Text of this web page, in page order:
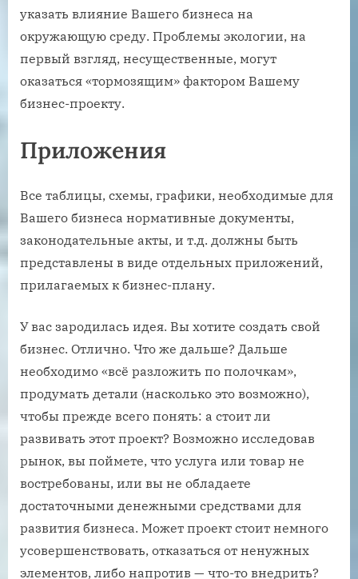
указать влияние Вашего бизнеса на
окружающую среду. Проблемы экологии, на
первый взгляд, несущественные, могут
оказаться «тормозящим» фактором Вашему
бизнес-проекту.
Приложения
Все таблицы, схемы, графики, необходимые для
Вашего бизнеса нормативные документы,
законодательные акты, и т.д. должны быть
представлены в виде отдельных приложений,
прилагаемых к бизнес-плану.
У вас зародилась идея. Вы хотите создать свой
бизнес. Отлично. Что же дальше? Дальше
необходимо «всё разложить по полочкам»,
продумать детали (насколько это возможно),
чтобы прежде всего понять: а стоит ли
развивать этот проект? Возможно исследовав
рынок, вы поймете, что услуга или товар не
востребованы, или вы не обладаете
достаточными денежными средствами для
развития бизнеса. Может проект стоит немного
усовершенствовать, отказаться от ненужных
элементов, либо напротив — что-то внедрить?